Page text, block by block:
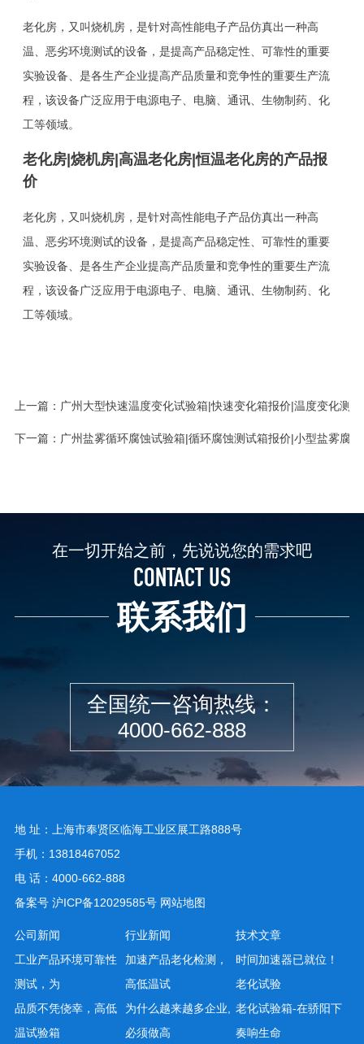
老化房，又叫烧机房，是针对高性能电子产品仿真出一种高
温、恶劣环境测试的设备，是提高产品稳定性、可靠性的重要
实验设备、是各生产企业提高产品质量和竞争性的重要生产流
程，该设备广泛应用于电源电子、电脑、通讯、生物制药、化
工等领域。
老化房|烧机房|高温老化房|恒温老化房的产品报
价
老化房，又叫烧机房，是针对高性能电子产品仿真出一种高
温、恶劣环境测试的设备，是提高产品稳定性、可靠性的重要
实验设备、是各生产企业提高产品质量和竞争性的重要生产流
程，该设备广泛应用于电源电子、电脑、通讯、生物制药、化
工等领域。
上一篇： 广州大型快速温度变化试验箱|快速变化箱报价|温度变化测
下一篇： 广州盐雾循环腐蚀试验箱|循环腐蚀测试箱报价|小型盐雾腐
在一切开始之前，先说说您的需求吧
CONTACT US
联系我们
全国统一咨询热线：
4000-662-888
地 址：上海市奉贤区临海工业区展工路888号
手机：13818467052
电 话：4000-662-888
备案号 沪ICP备12029585号 网站地图
公司新闻
工业产品环境可靠性
测试，为
品质不凭侥幸，高低
温试验箱
行业新闻
加速产品老化检测，
高低温试
为什么越来越多企业,
必须做高
技术文章
时间加速器已就位！
老化试验
老化试验箱-在骄阳下
奏响生命